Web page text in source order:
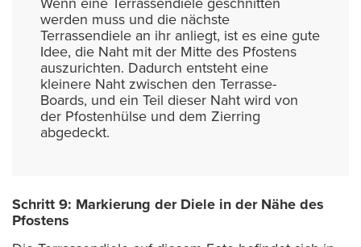
werden muss und die nächste
Terrassendiele an ihr anliegt, ist es eine gute
Idee, die Naht mit der Mitte des Pfostens
auszurichten. Dadurch entsteht eine
kleinere Naht zwischen den Terrasse-
Boards, und ein Teil dieser Naht wird von
der Pfostenhülse und dem Zierring
abgedeckt.
Schritt 9: Markierung der Diele in der Nähe des
Pfostens